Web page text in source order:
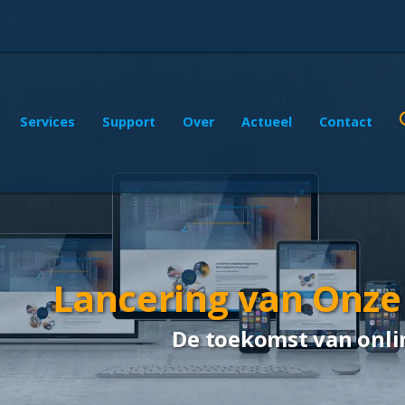
Services Support Over Actueel Contact
Lancering van
De toekomst van